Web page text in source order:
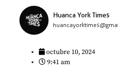
Huanca York Times
octubre 10, 2024
9:41 am